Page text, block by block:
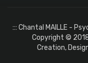
::: Chantal MAILLE -
Copyright ©
Creation,